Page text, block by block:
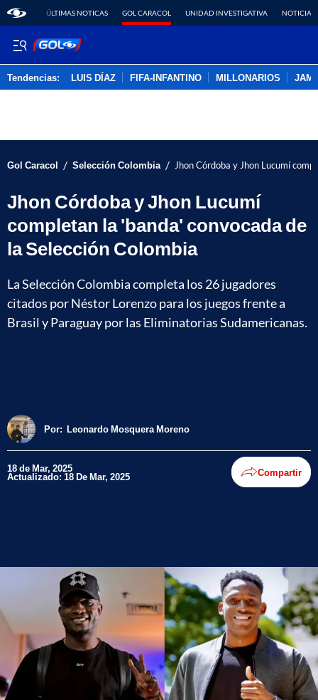
ÚLTIMAS NOTICAS GOL CARACOL UNIDAD INVESTIGATIVA NOTICIAS
Tendencias: LUIS DÍAZ FIFA-INFANTINO MILLONARIOS
Gol Caracol / Selección Colombia / Jhon Córdoba y Jhon Lucumí
Jhon Córdoba y Jhon Lucumí
completan la 'banda' convocada de
la Selección Colombia
La Selección Colombia completa los 26 jugadores
citados por Néstor Lorenzo para los juegos frente a
Brasil y Paraguay por las Eliminatorias Sudamericanas.
Por: Leonardo Mosquera Moreno
18 de Mar, 2025
Actualizado: 18 De Mar, 2025 Compartir